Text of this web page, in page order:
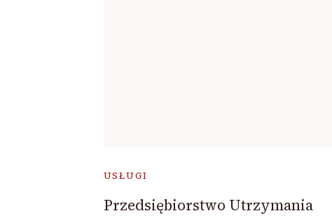
USŁUGI
Przedsiębiorstwo Utrzymania